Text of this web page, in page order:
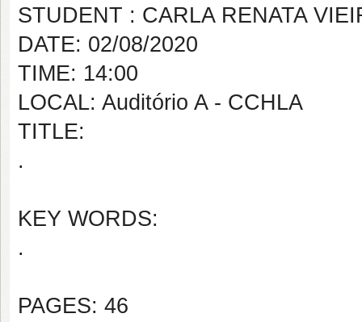
STUDENT : CARLA RENATA
DATE: 02/08/2020
TIME: 14:00
LOCAL: Auditório A - CCHLA
TITLE:
.
KEY WORDS:
.
PAGES: 46